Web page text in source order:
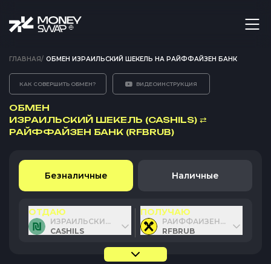
ГЛАВНАЯ/ ОБМЕН ИЗРАИЛЬСКИЙ ШЕКЕЛЬ НА РАЙФФАЙЗЕН БАНК
КАК СОВЕРШИТЬ ОБМЕН? ВИДЕОИНСТРУКЦИЯ
ОБМЕН
ИЗРАИЛЬСКИЙ ШЕКЕЛЬ (CASHILS) ⇄
РАЙФФАЙЗЕН БАНК (RFBRUB)
Безналичные Наличные
ОТДАЮ
ИЗРАИЛЬСКИЙ ШЕКЕЛЬ
CASHILS
ПОЛУЧАЮ
РАЙФФАЙЗЕН БАНК
RFBRUB